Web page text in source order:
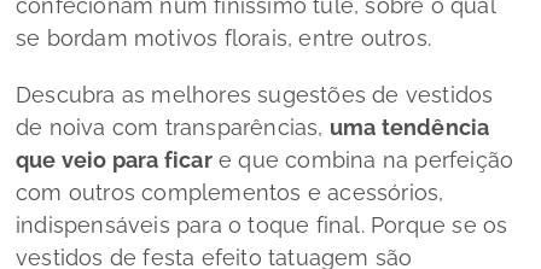
confecionam num finíssimo tule, sobre o qual
se bordam motivos florais, entre outros.
Descubra as melhores sugestões de vestidos
de noiva com transparências, uma tendência
que veio para ficare que combina na perfeição
com outros complementos e acessórios,
indispensáveis para o toque final. Porque se os
vestidos de festa efeito tatuagem são